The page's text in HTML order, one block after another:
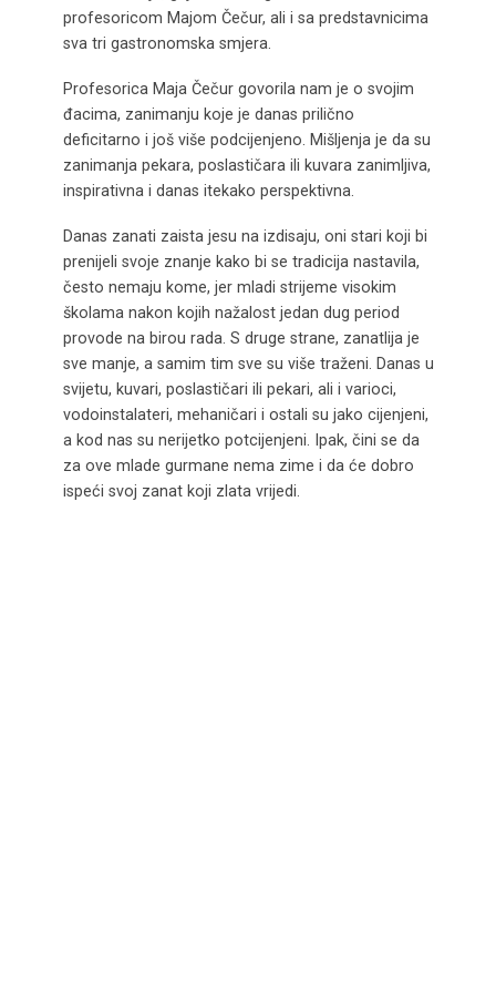
profesoricom Majom Čečur, ali i sa predstavnicima
sva tri gastronomska smjera.
Profesorica Maja Čečur govorila nam je o svojim
đacima, zanimanju koje je danas prilično
deficitarno i još više podcijenjeno. Mišljenja je da su
zanimanja pekara, poslastičara ili kuvara zanimljiva,
inspirativna i danas itekako perspektivna.
Danas zanati zaista jesu na izdisaju, oni stari koji bi
prenijeli svoje znanje kako bi se tradicija nastavila,
često nemaju kome, jer mladi strijeme visokim
školama nakon kojih nažalost jedan dug period
provode na birou rada. S druge strane, zanatlija je
sve manje, a samim tim sve su više traženi. Danas u
svijetu, kuvari, poslastičari ili pekari, ali i varioci,
vodoinstalateri, mehaničari i ostali su jako cijenjeni,
a kod nas su nerijetko potcijenjeni. Ipak, čini se da
za ove mlade gurmane nema zime i da će dobro
ispeći svoj zanat koji zlata vrijedi.